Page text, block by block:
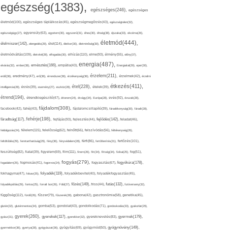
egészség(1383), egészséges(246), egészséges
életmód(100), egészséges táplálkozás(45), egészségmegőrzés(43), egészségtelen(32),
egészségügy(27), egyensúly(63), egyetem(30), egyszerű(31), éhes(30), éhség(38), éjszaka(33), ekcéma(26),
élelmiszer(142), elengedés(29), élet(114), életkor(30), életminőség(30), életmód(444),
életmódváltás(109), életvitel(28), elfogadás(30), elhízás(110), elme(93), élmény(55), előny(37),
elvárás(32), ember(38), emésztés(166), empátia(43), energia(487), Energiaital(29), eper(30),
erdő(36), eredmény(47), erő(36), érrendszer(36), érzékenység(36), érzelem(211), érzelmek(42), érzelmi
intelligencia(28), érzés(39), esemény(27), eszköz(28), étel(228), ételek(39), étkezés(411),
étrend(194), étrendkiegészítő(47), étterem(24), étvágy(34), Európa(28), evés(92), évszak(28),
facebook(42), fahéj(43), fájdalom(308), fájdalomcsillapító(39), fáradékonyság(30), fáradt(28),
fáradtság(117), fehérje(198), fejfájás(93), fejlesztés(44), fejlődés(142), feladat(46),
feldolgozás(24), félelem(115), felelősség(62), felnőtt(66), felszívódás(56), féltékenység(26),
feltöltődés(29), fenntarthatóság(29), fény(36), fényvédelem(28), férfi(86), fertőtlenítés(31), fertőzés(101),
feszültség(82), fiatal(39), figyelem(69), film(111), finom(26), fitt(34), fittség(34), fizikai(25), fog(51),
fogadalom(25), fogmosás(41), fogorvos(24), fogyás(279), fogyasztás(67), fogyókúra(178),
fokhagyma(47), folsav(25), folyadék(119), folyadékbevitel(40), folyadékfogyasztás(45),
folyadékpótlás(29), fontos(25), forralt bor(26), Föld(27), főzés(149), friss(44), futás(132), futóverseny(32),
függőség(112), fürdő(26), fűszer(79), fűszerek(28), gabona(42), gasztronómia(58), genetika(45),
glutén(32), gluténmentes(34), gomba(53), gondolat(43), gondolkodás(71), gondoskodás(33), gyakorlat(29),
gyász(31), gyerek(260), gyerekek(117), gyerekkor(32), gyereknevelés(83), gyermek(179),
gyermekkor(36), gyertya(28), gyógyászat(36), gyógyítás(69), gyógymód(50), gyógynövény(149),